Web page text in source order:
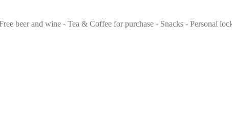
beer and wine - Tea & Coffee for purchase - Snacks - Personal